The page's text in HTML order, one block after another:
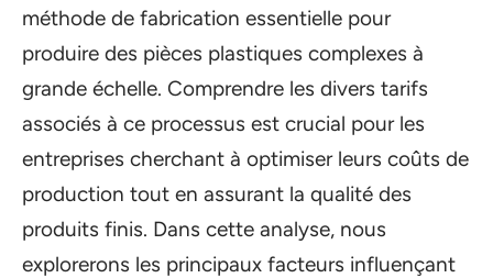
méthode de fabrication essentielle pour
produire des pièces plastiques complexes à
grande échelle. Comprendre les divers tarifs
associés à ce processus est crucial pour les
entreprises cherchant à optimiser leurs coûts de
production tout en assurant la qualité des
produits finis. Dans cette analyse, nous
explorerons les principaux facteurs influençant